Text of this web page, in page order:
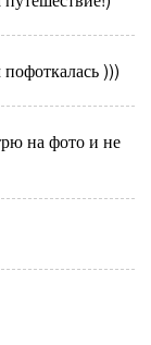
)))
на фото и не